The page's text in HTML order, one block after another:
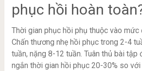
phục hồi hoàn
Thời gian phục hồi phụ thuộc vào mức
Chấn thương nhẹ hồi phục trong 2-4
tuần, nặng 8-12 tuần. Tuân thủ bài tập
ngắn thời gian hồi phục 20-30% so